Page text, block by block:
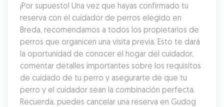
¡Por supuesto! Una vez que hayas confirmado tu
reserva con el cuidador de perros elegido en
Breda, recomendamos a todos los propietarios de
perros que organicen una visita previa. Esto te dará
la oportunidad de conocer el hogar del cuidador,
comentar detalles importantes sobre los requisitos
de cuidado de tu perro y asegurarte de que tu
perro y el cuidador sean la combinación perfecta.
Recuerda, puedes cancelar una reserva en Gudog